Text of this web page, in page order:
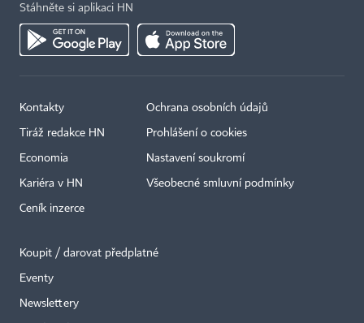
Stáhněte si aplikaci HN
Kontakty
Tiráž redakce HN
Economia
Kariéra v HN
Ceník inzerce
Ochrana osobních údajů
Prohlášení o cookies
Nastavení soukromí
Všeobecné smluvní podmínky
Koupit / darovat předplatné
Eventy
Newslettery